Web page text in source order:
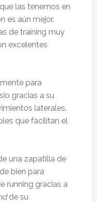
las tenemos en
es aún mejor.
de training muy
excelentes
para
gracias a su
laterales.
que facilitan el
una zapatilla de
bien para
running gracias a
de su